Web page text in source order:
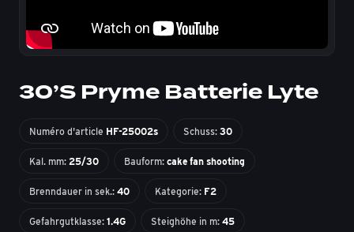
30’S Pryme Batterie Lyte
Numéro d'article HF-25002s Schuss: 30
Kal. mm: 25/30 Bauform: cake fan shooting
Brenndauer in sek.: 40 Kategorie: F2
Gefahrgutklasse: 1.4G Steighöhe in m: 45